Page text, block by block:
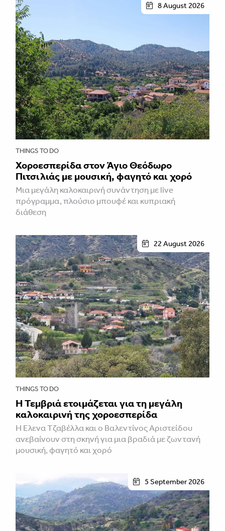
8 August 2026
THINGS TO DO
Χοροεσπερίδα στον Άγιο Θεόδωρο
Πιτσιλιάς με μουσική, φαγητό και χορό
Μια μεγάλη καλοκαιρινή συνάντηση με live
πρόγραμμα, πλούσιο μπουφέ και κυπριακή
διάθεση
22 August 2026
THINGS TO DO
Η Τεμβριά ετοιμάζεται για τη μεγάλη
καλοκαιρινή της χοροεσπερίδα
Η Έλενα Τζαβέλλα και ο Βαλεντίνος Αριστείδου
ανεβαίνουν στη σκηνή για μια βραδιά με ζωντανή
μουσική, φαγητό και χορό
5 September 2026